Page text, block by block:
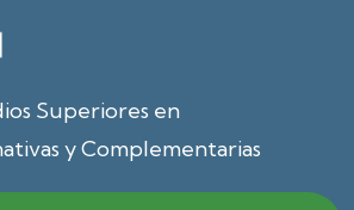
Superiores en
y Complementarias